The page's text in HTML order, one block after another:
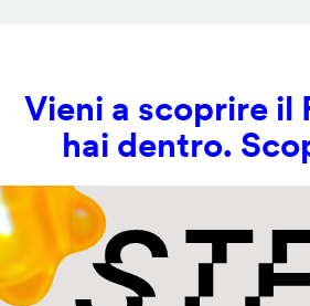
Vieni a scoprire il
hai dentro.